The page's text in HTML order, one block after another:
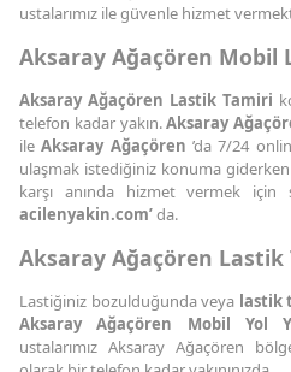
ustalarımız ile güvenle hizmet
Aksaray Ağaçören Mobil
Aksaray Ağaçören Lastik Tamiri
telefon kadar yakın.Aksaray
ileAksaray Ağaçören’da 7/24
ulaşmak istediğiniz konuma giderken
karşı anında hizmet vermek için
acilenyakin.com’da.
Aksaray Ağaçören Lastik
Lastiğiniz bozulduğunda veya lastik
Aksaray Ağaçören Mobil Yol
ustalarımız Aksaray Ağaçören